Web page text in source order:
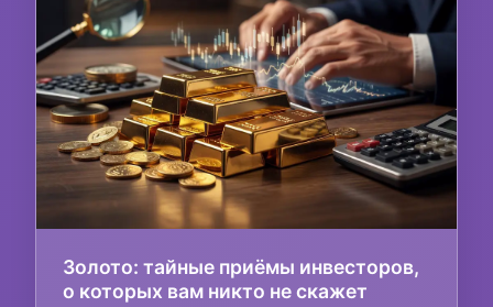
Золото: тайные приёмы инвесторов,
о которых вам никто не скажет